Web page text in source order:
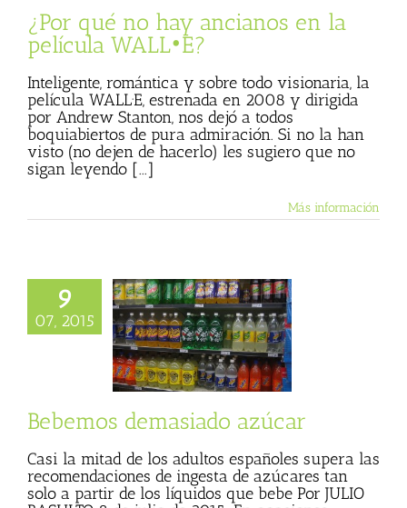
¿Por qué no hay ancianos en la
película WALL•E?
Inteligente, romántica y sobre todo visionaria, la
película WALL·E, estrenada en 2008 y dirigida
por Andrew Stanton, nos dejó a todos
boquiabiertos de pura admiración. Si no la han
visto (no dejen de hacerlo) les sugiero que no
sigan leyendo [...]
Más información
9
07, 2015
demasiado
Bebemos demasiado azúcar
Casi la mitad de los adultos españoles supera las
recomendaciones de ingesta de azúcares tan
solo a partir de los líquidos que bebe Por JULIO